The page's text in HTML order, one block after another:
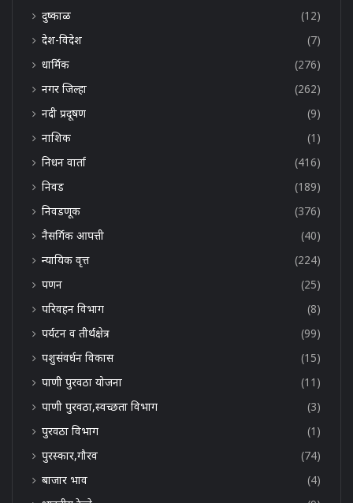
दुष्काळ
(12)
देश-विदेश
(7)
धार्मिक
(276)
नगर जिल्हा
(262)
नदी प्रदूषण
(9)
नाशिक
(1)
निधन वार्ता
(416)
निवड
(189)
निवडणूक
(376)
नैसर्गिक आपत्ती
(40)
न्यायिक वृत्त
(224)
पणन
(25)
परिवहन विभाग
(8)
पर्यटन व तीर्थक्षेत्र
(99)
पशुसंवर्धन विकास
(15)
पाणी पुरवठा योजना
(11)
पाणी पुरवठा,स्वच्छता विभाग
(3)
पुरवठा विभाग
(1)
पुरस्कार,गौरव
(74)
बाजार भाव
(4)